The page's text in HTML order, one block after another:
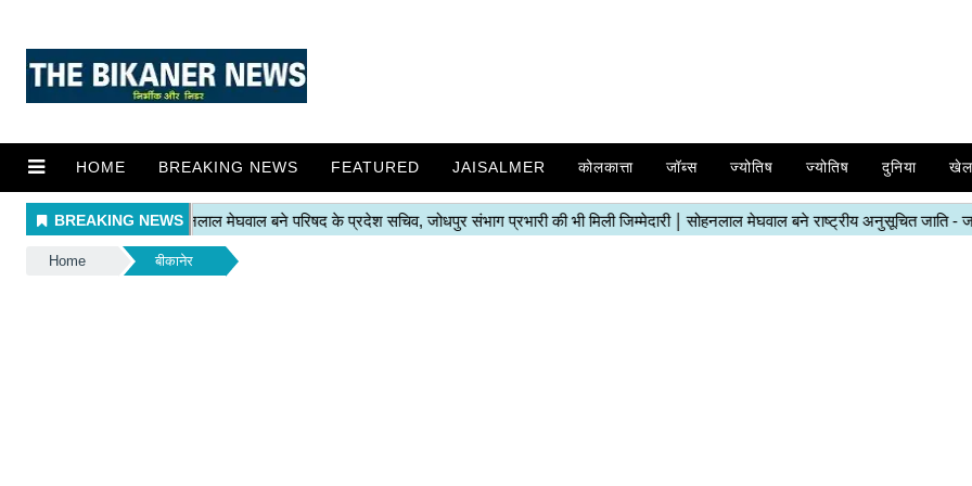
HOME BREAKING NEWS FEATURED JAISALMER कोलकात्ता जॉब्स ज्योतिष ज्योतिष दुनिया खेल
Home बीकानेर